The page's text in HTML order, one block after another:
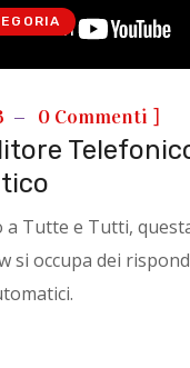
0 Commenti ]
Tutte e Tutti,
si occupa dei